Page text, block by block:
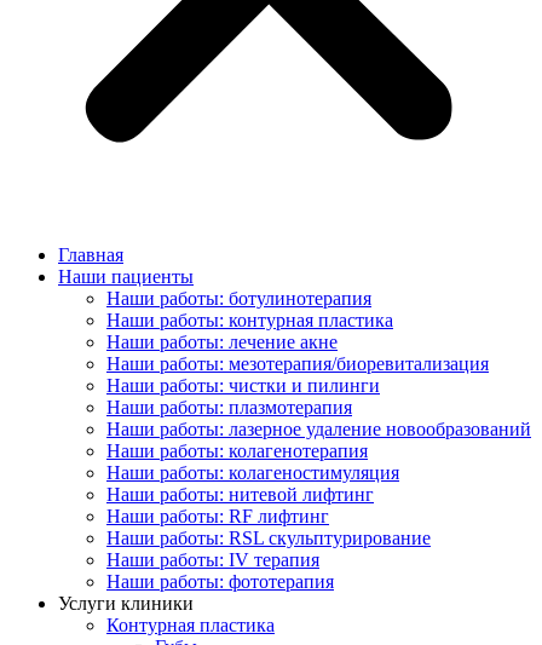
Главная
Наши пациенты
Наши работы: ботулинотерапия
Наши работы: контурная пластика
Наши работы: лечение акне
Наши работы: мезотерапия/биоревитализация
Наши работы: чистки и пилинги
Наши работы: плазмотерапия
Наши работы: лазерное удаление новообразований
Наши работы: колагенотерапия
Наши работы: колагеностимуляция
Наши работы: нитевой лифтинг
Наши работы: RF лифтинг
Наши работы: RSL скульптурирование
Наши работы: IV терапия
Наши работы: фототерапия
Услуги клиники
Контурная пластика